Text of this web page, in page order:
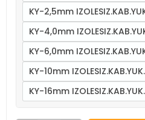
KY-2,5mm
KY-4,0mm
KY-6,0mm
KY-10mm
KY-16mm